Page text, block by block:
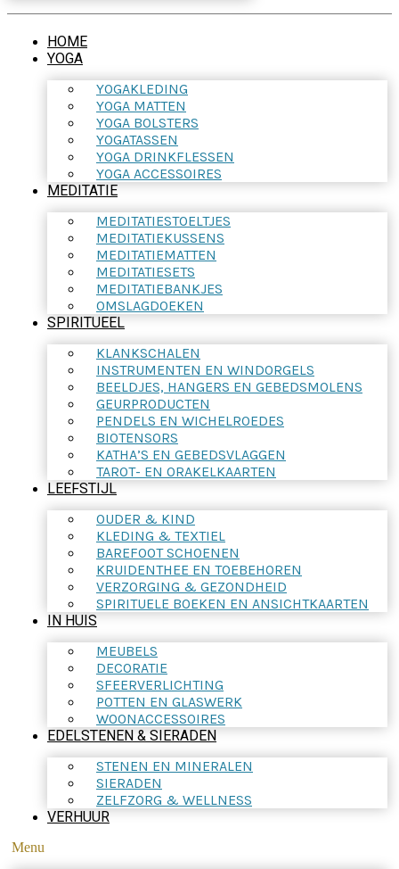
HOME
YOGA
YOGAKLEDING
YOGA MATTEN
YOGA BOLSTERS
YOGATASSEN
YOGA DRINKFLESSEN
YOGA ACCESSOIRES
MEDITATIE
MEDITATIESTOELTJES
MEDITATIEKUSSENS
MEDITATIEMATTEN
MEDITATIESETS
MEDITATIEBANKJES
OMSLAGDOEKEN
SPIRITUEEL
KLANKSCHALEN
INSTRUMENTEN EN WINDORGELS
BEELDJES, HANGERS EN GEBEDSMOLENS
GEURPRODUCTEN
PENDELS EN WICHELROEDES
BIOTENSORS
KATHA’S EN GEBEDSVLAGGEN
TAROT- EN ORAKELKAARTEN
LEEFSTIJL
OUDER & KIND
KLEDING & TEXTIEL
BAREFOOT SCHOENEN
KRUIDENTHEE EN TOEBEHOREN
VERZORGING & GEZONDHEID
SPIRITUELE BOEKEN EN ANSICHTKAARTEN
IN HUIS
MEUBELS
DECORATIE
SFEERVERLICHTING
POTTEN EN GLASWERK
WOONACCESSOIRES
EDELSTENEN & SIERADEN
STENEN EN MINERALEN
SIERADEN
ZELFZORG & WELLNESS
VERHUUR
Menu